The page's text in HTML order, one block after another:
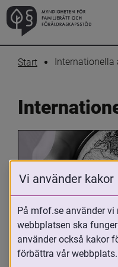
Start Internationella
Oavsett om du är
adoptivförälder
Vi använder kakor
På mfof.se använder
webbplatsen ska
använder också kakor
förbättra vår webbplats.